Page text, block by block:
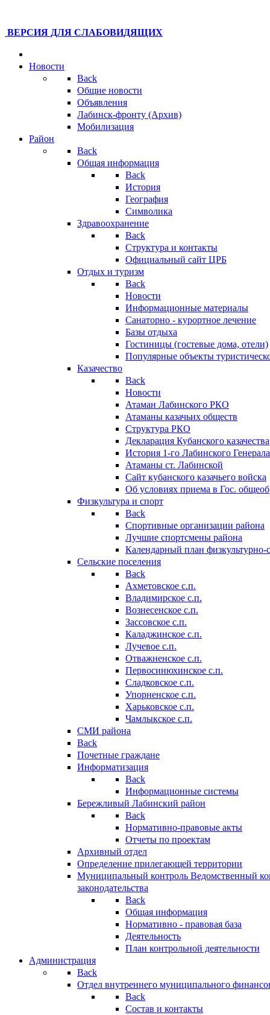
ВЕРСИЯ ДЛЯ СЛАБОВИДЯЩИХ
Новости
Back
Общие новости
Объявления
Лабинск-фронту (Архив)
Мобилизация
Район
Back
Общая информация
Back
История
География
Символика
Здравоохранение
Back
Структура и контакты
Официальный сайт ЦРБ
Отдых и туризм
Back
Новости
Информационные материалы
Санаторно - курортное лечение
Базы отдыха
Гостиницы (гостевые дома, отели)
Популярные объекты
Казачество
Back
Новости
Атаман Лабинского РКО
Атаманы казачьих обществ
Структура РКО
Декларация Кубанского казачества
История 1-го Лабинского
Атаманы ст. Лабинской
Cайт кубанского казачьего войска
Об условиях приема в Гос.
Физкультура и спорт
Back
Спортивные организации района
Лучшие спортсмены района
Календарный план
Сельские поселения
Back
Ахметовское с.п.
Владимирское с.п.
Вознесенское с.п.
Зассовское с.п.
Каладжинское с.п.
Лучевое с.п.
Отважненское с.п.
Первосинюхинское с.п.
Сладковское с.п.
Упорненское с.п.
Харьковское с.п.
Чамлыкское с.п.
СМИ района
Back
Почетные граждане
Информатизация
Back
Информационные системы
Бережливый Лабинский район
Back
Нормативно-правовые акты
Отчеты по проектам
Архивный отдел
Определение прилегающей территории
Муниципальный контроль Ведомственный
законодательства
Back
Общая информация
Нормативно - правовая база
Деятельность
План контрольной деятельности
Администрация
Back
Отдел внутреннего муниципального
Back
Состав и контакты